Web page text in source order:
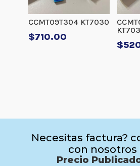
CCMT09T304 KT7030
$710.00
$
Necesitas factura?
con nosotros
Precio